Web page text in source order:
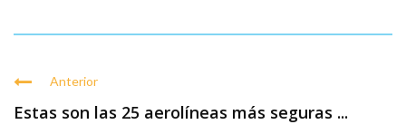
Anterior
Estas son las 25 aerolíneas más seguras ...